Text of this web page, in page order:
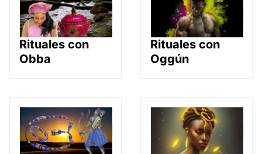
Rituales con
Obba
Rituales con
Oggún